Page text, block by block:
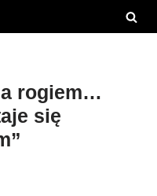
rogiem…
się